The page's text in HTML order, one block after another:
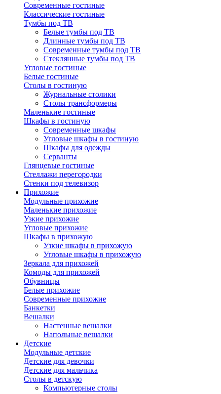
Современные гостиные
Классические гостиные
Тумбы под ТВ
Белые тумбы под ТВ
Длинные тумбы под ТВ
Современные тумбы под ТВ
Стеклянные тумбы под ТВ
Угловые гостиные
Белые гостиные
Столы в гостиную
Журнальные столики
Столы трансформеры
Маленькие гостиные
Шкафы в гостиную
Современные шкафы
Угловые шкафы в гостиную
Шкафы для одежды
Серванты
Глянцевые гостиные
Стеллажи перегородки
Стенки под телевизор
Прихожие
Модульные прихожие
Маленькие прихожие
Узкие прихожие
Угловые прихожие
Шкафы в прихожую
Узкие шкафы в прихожую
Угловые шкафы в прихожую
Зеркала для прихожей
Комоды для прихожей
Обувницы
Белые прихожие
Современные прихожие
Банкетки
Вешалки
Настенные вешалки
Напольные вешалки
Детские
Модульные детские
Детские для девочки
Детские для мальчика
Столы в детскую
Компьютерные столы